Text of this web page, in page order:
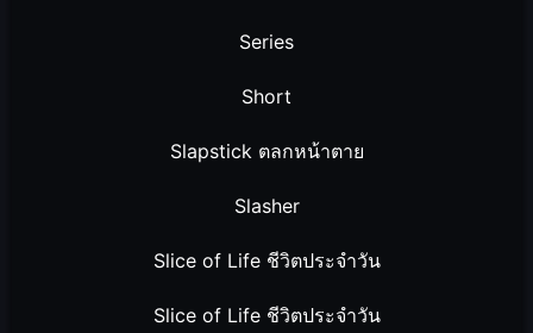
Series
Short
Slapstick ตลกหน้าตาย
Slasher
Slice of Life ชีวิตประจำวัน
Slice of Life ชีวิตประจำวัน